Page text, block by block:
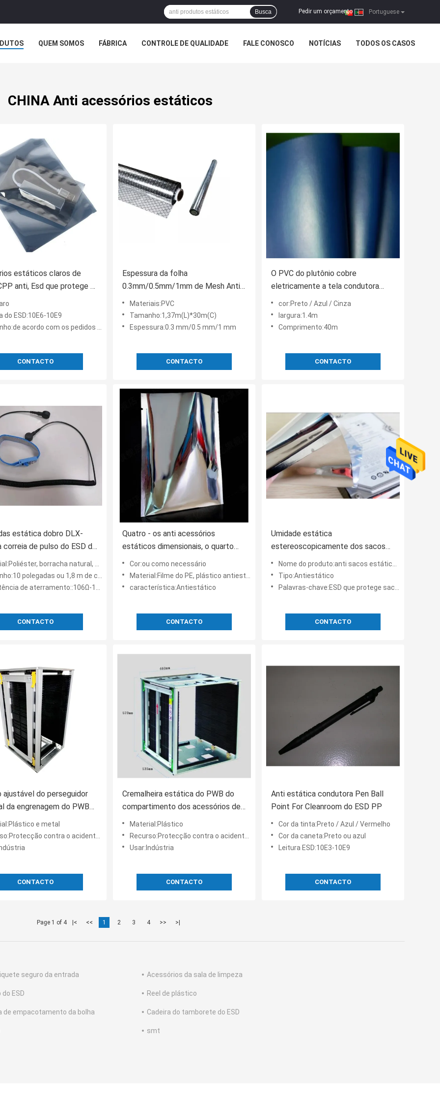
Portuguese
Pedir um orçamento |
Busca
QUEM SOMOS FÁBRICA CONTROLE DE QUALIDADE FALE CONOSCO NOTÍCIAS TODOS OS CASOS
CHINA Anti acessórios estáticos
estáticos claros de
anti, Esd que protege a
0.075mm dos sacos
do ESD:10E6-10E9
acordo com os pedidos do cliente
CONTACTO
Espessura da folha
0.3mm/0.5mm/1mm de Mesh Anti
Static Pvc Curtain
Materiais:PVC
Tamanho:1,37m(L)*30m(C)
Espessura:0.3 mm/0.5 mm/1 mm
CONTACTO
O PVC do plutônio cobre
eletricamente a tela condutora
2mm grossos para a tampa da
cadeira do ESD
cor:Preto / Azul / Cinza
largura:1.4m
Comprimento:40m
CONTACTO
estática dobro DLX-
correia de pulso do ESD da
limpeza da estação anti 10
borracha natural, mistura de fibra condutora
polegadas ou 1,8 m de comprimento
de aterramento::106Ω-109Ω
CONTACTO
Quatro - os anti acessórios
estáticos dimensionais, o quarto
desinfetado Esd ensacam para a
eletrônica
Cor:ou como necessário
Material:Filme do PE, plástico antiestático
característica:Antiestático
CONTACTO
Umidade estática
estereoscopicamente dos sacos
do Esd anti - prova para a linha de
produção de Eletronic
Nome do produto:anti sacos estáticos do esd
Tipo:Antiestático
Palavras-chave:ESD que protege sacos
CONTACTO
ajustável do perseguidor
da engrenagem do PWB
de compartimento
e metal
contra o acidente, Protecção contra o acidente
CONTACTO
Cremalheira estática do PWB do
compartimento dos acessórios de
SMT anti para a proteção do Esd
Material:Plástico
Recurso:Protecção contra o acidente, Protecção contra o acidente
Usar:Indústria
CONTACTO
Anti estática condutora Pen Ball
Point For Cleanroom do ESD PP
Cor da tinta:Preto / Azul / Vermelho
Cor da caneta:Preto ou azul
Leitura ESD:10E3-10E9
CONTACTO
Page 1 of 4 |< << 1 2 3 4 >> >|
seguro da entrada Acessórios da sala de limpeza
do ESD Reel de plástico
de empacotamento da bolha Cadeira do tamborete do ESD
smt